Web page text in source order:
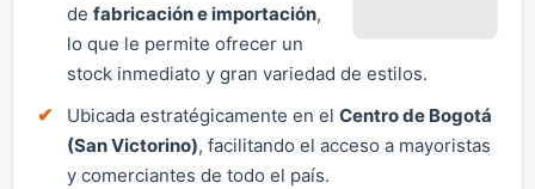
de fabricación e importación,
lo que le permite ofrecer un
stock inmediato y gran variedad de estilos.
Ubicada estratégicamente en el Centro de Bogotá
(San Victorino), facilitando el acceso a mayoristas
y comerciantes de todo el país.